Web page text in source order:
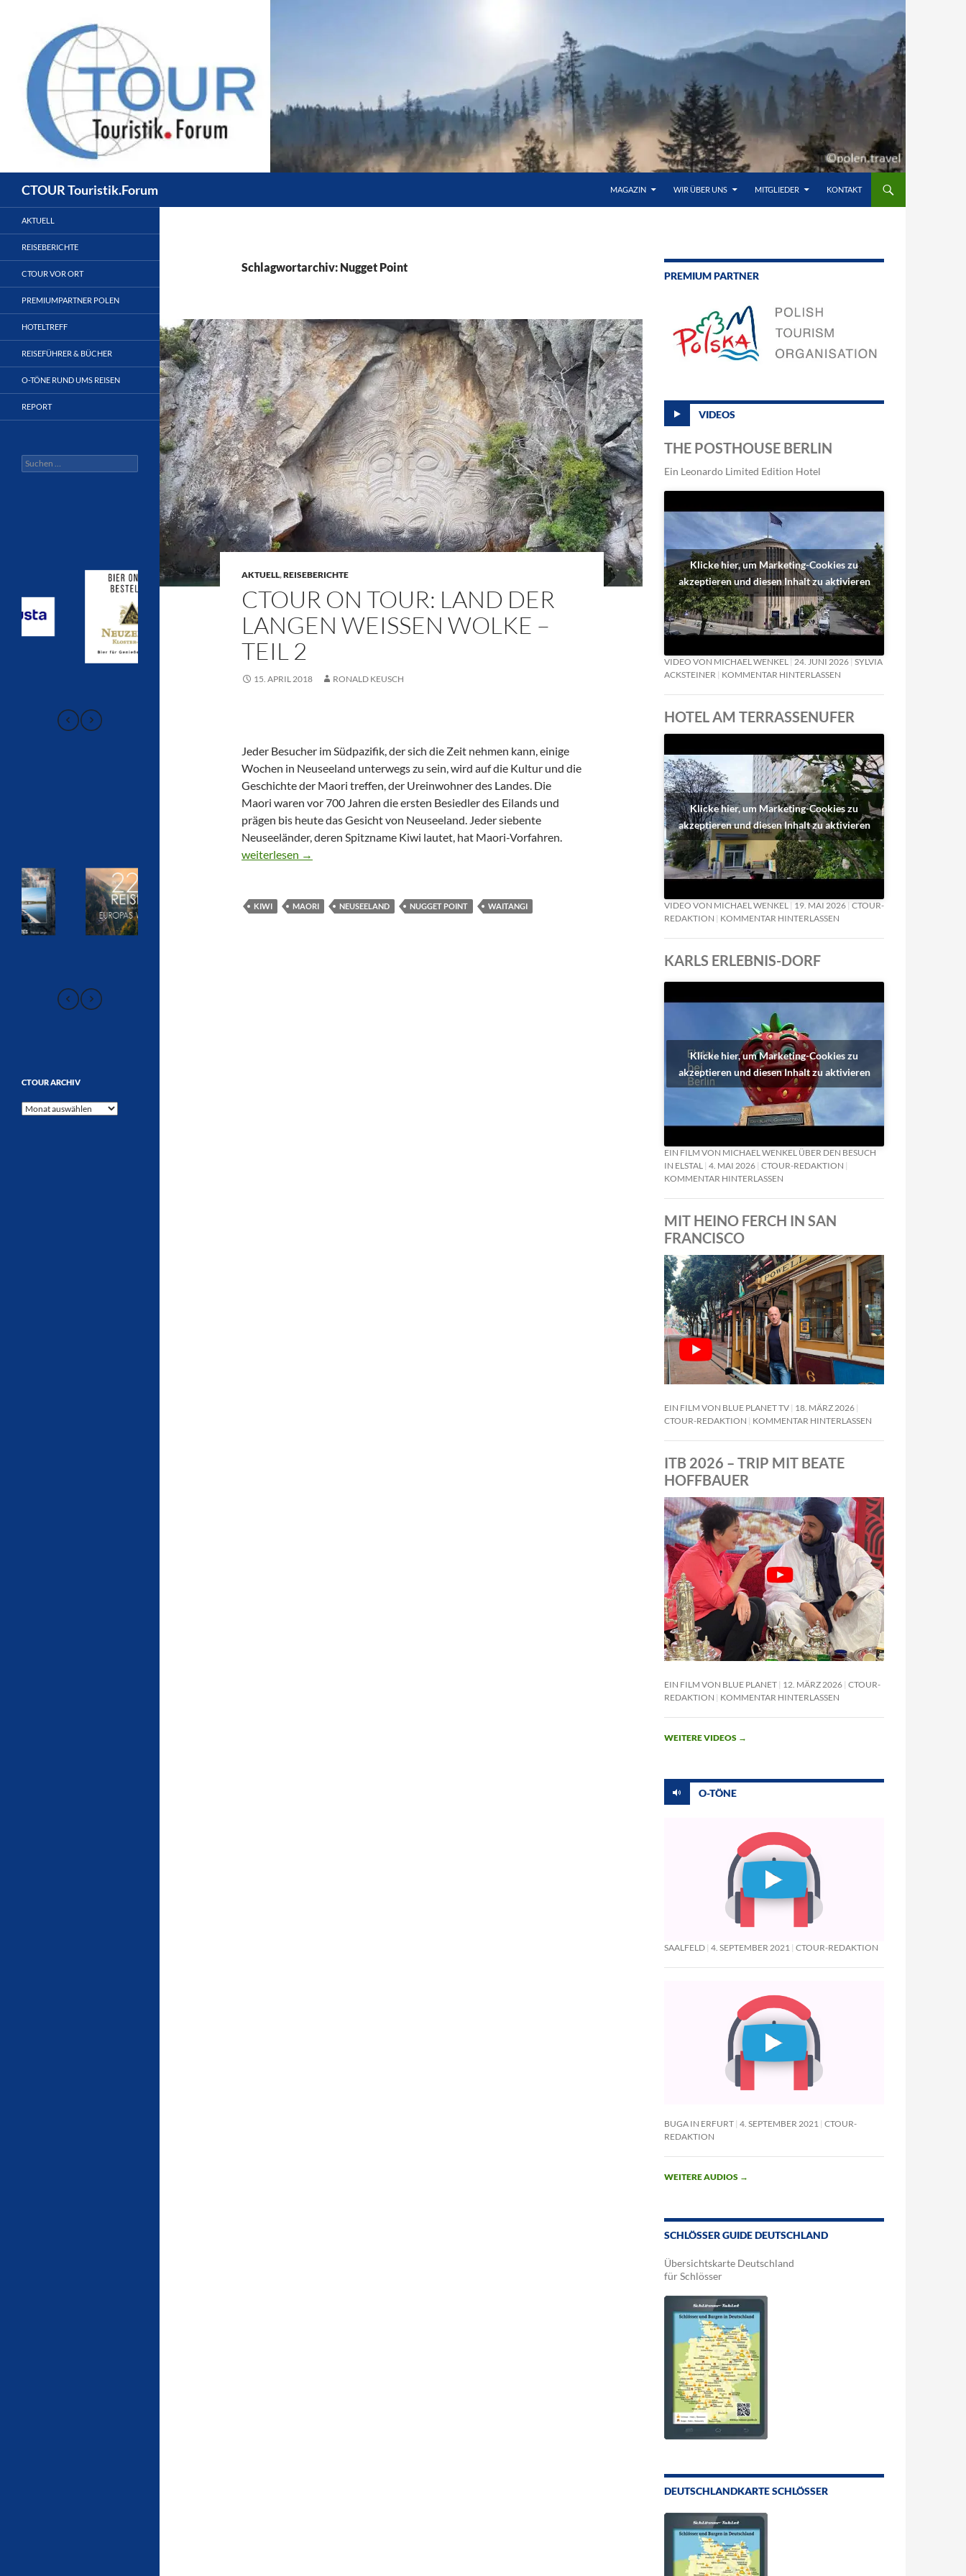
CTOUR Touristik.Forum MAGAZIN WIR ÜBER UNS MITGLIEDER KONTAKT
Schlagwortarchiv: Nugget Point
AKTUELL,REISEBERICHTE
CTOUR ON TOUR: LAND DER
LANGEN WEISSEN WOLKE – T
EIL 2
15. APRIL 2018 RONALD KEUSCH
Jeder Besucher im Südpazifik, der sich die Zeit nehmen kann, einige
Wochen in Neuseeland unterwegs zu sein, wird auf die Kultur und die
Geschichte der Maori treffen, der Ureinwohner des Landes. Die
Maori waren vor 700 Jahren die ersten Besiedler des Eilands und
prägen bis heute das Gesicht von Neuseeland. Jeder siebente
Neuseeländer, deren Spitzname Kiwi lautet, hat Maori-Vorfahren.
CTOUR ON TOUR: Land der langen weißen Wolke – Teil 2
weiterlesen →
KIWI MAORI NEUSEELAND NUGGET POINT WAITANGI
PREMIUM PARTNER
VIDEOS
THE POSTHOUSE BERLIN
Ein Leonardo Limited Edition Hotel
Klicke hier, um Marketing-Cookies zu
akzeptieren und diesen Inhalt zu aktivieren
VIDEO VON MICHAEL WENKEL 24. JUNI 2026 SYLVIA
ACKSTEINER
KOMMENTAR HINTERLASSEN
HOTEL AM TERRASSENUFER
Klicke hier, um Marketing-Cookies zu
akzeptieren und diesen Inhalt zu aktivieren
VIDEO VON MICHAEL WENKEL 19. MAI 2026 CTOUR-
REDAKTION
KOMMENTAR HINTERLASSEN
KARLS ERLEBNIS-DORF
Klicke hier, um Marketing-Cookies zu
akzeptieren und diesen Inhalt zu aktivieren
EIN FILM VON MICHAEL WENKEL ÜBER DEN BESUCH
IN ELSTAL 4. MAI 2026 CTOUR-REDAKTION
KOMMENTAR HINTERLASSEN
MIT HEINO FERCH IN SAN
FRANCISCO
EIN FILM VON BLUE PLANET TV 18. MÄRZ 2026
CTOUR-REDAKTION
KOMMENTAR HINTERLASSEN
ITB 2026 – TRIP MIT BEATE
HOFFBAUER
EIN FILM VON BLUE PLANET 12. MÄRZ 2026 CTOUR-
REDAKTION
KOMMENTAR HINTERLASSEN
WEITERE VIDEOS →
O-TÖNE
SAALFELD 4. SEPTEMBER 2021 CTOUR-REDAKTION
BUGA IN ERFURT 4. SEPTEMBER 2021
CTOUR-
REDAKTION
WEITERE AUDIOS →
SCHLÖSSER GUIDE DEUTSCHLAND
Übersichtskarte Deutschland
für Schlösser
DEUTSCHLANDKARTE SCHLÖSSER
AKTUELL
REISEBERICHTE
CTOUR VOR ORT
PREMIUMPARTNER POLEN
HOTELTREFF
REISEFÜHRER & BÜCHER
O-TÖNE RUND UMS REISEN
REPORT
Suchen
nach:
CTOUR ARCHIV
CTOUR